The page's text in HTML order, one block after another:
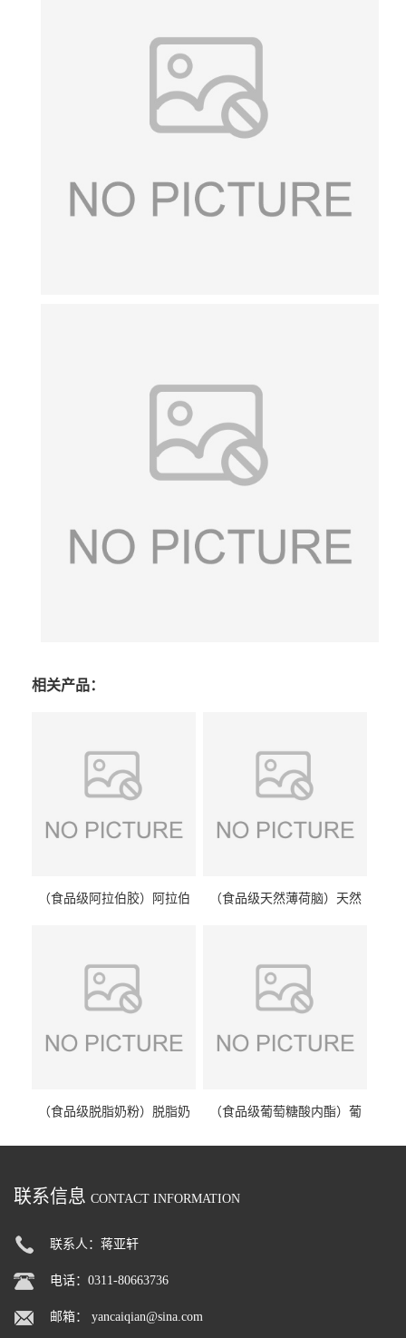
相关产品：
（食品级阿拉伯胶）阿拉伯
（食品级天然薄荷脑）天然
（食品级脱脂奶粉）脱脂奶
（食品级葡萄糖酸内酯）葡
联系信息 CONTACT INFORMATION
联系人：蒋亚轩
电话：0311-80663736
邮箱： yancaiqian@sina.com